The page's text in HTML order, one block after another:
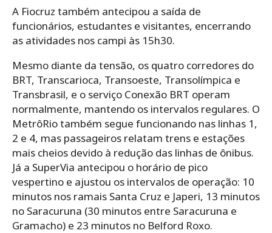
A Fiocruz também antecipou a saída de
funcionários, estudantes e visitantes, encerrando
as atividades nos campi às 15h30.
Mesmo diante da tensão, os quatro corredores do
BRT, Transcarioca, Transoeste, Transolímpica e
Transbrasil, e o serviço Conexão BRT operam
normalmente, mantendo os intervalos regulares. O
MetrôRio também segue funcionando nas linhas 1,
2 e 4, mas passageiros relatam trens e estações
mais cheios devido à redução das linhas de ônibus.
Já a SuperVia antecipou o horário de pico
vespertino e ajustou os intervalos de operação: 10
minutos nos ramais Santa Cruz e Japeri, 13 minutos
no Saracuruna (30 minutos entre Saracuruna e
Gramacho) e 23 minutos no Belford Roxo.